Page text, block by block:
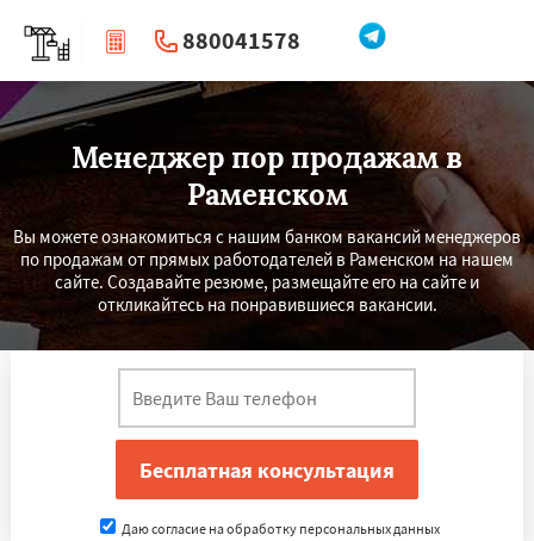
880041578
| Перезвоните мне
Менеджер пор продажам в
Раменском
Вы можете ознакомиться с нашим банком вакансий менеджеров
по продажам от прямых работодателей в Раменском на нашем
сайте. Создавайте резюме, размещайте его на сайте и
откликайтесь на понравившиеся вакансии.
Даю согласие на обработку персональных данных